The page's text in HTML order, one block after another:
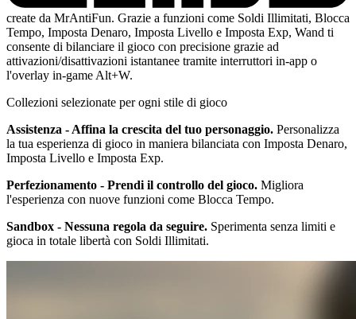
create da MrAntiFun. Grazie a funzioni come Soldi Illimitati, Blocca
Tempo, Imposta Denaro, Imposta Livello e Imposta Exp, Wand ti
consente di bilanciare il gioco con precisione grazie ad
attivazioni/disattivazioni istantanee tramite interruttori in-app o
l'overlay in-game Alt+W.
Collezioni selezionate per ogni stile di gioco
Assistenza - Affina la crescita del tuo personaggio. Personalizza
la tua esperienza di gioco in maniera bilanciata con Imposta Denaro,
Imposta Livello e Imposta Exp.
Perfezionamento - Prendi il controllo del gioco. Migliora
l'esperienza con nuove funzioni come Blocca Tempo.
Sandbox - Nessuna regola da seguire. Sperimenta senza limiti e
gioca in totale libertà con Soldi Illimitati.